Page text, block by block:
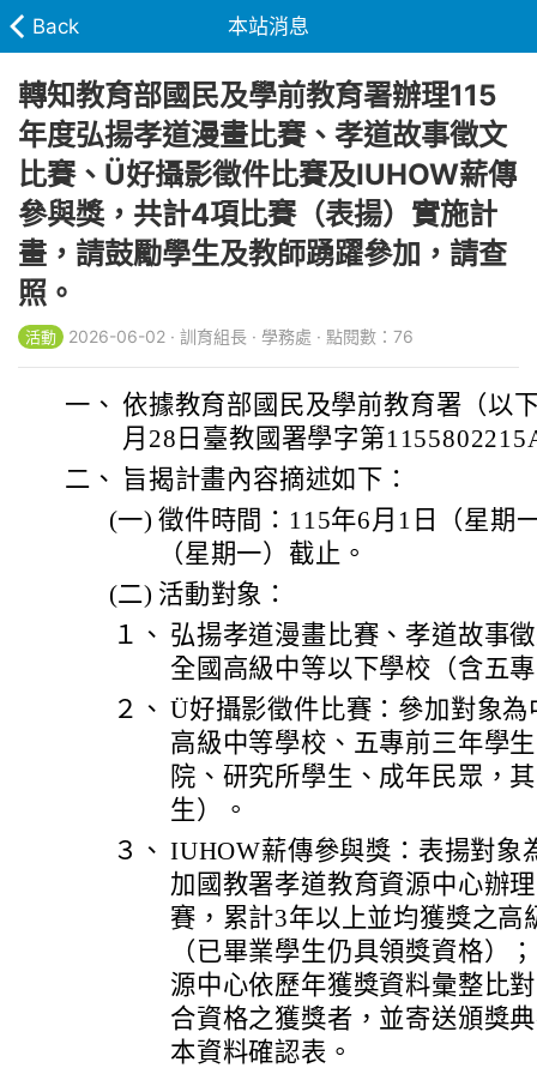
Back 本站消息
轉知教育部國民及學前教育署辦理115
年度弘揚孝道漫畫比賽、孝道故事徵文
比賽、Ü好攝影徵件比賽及IUHOW薪傳
參與獎，共計4項比賽（表揚）實施計
畫，請鼓勵學生及教師踴躍參加，請查
照。
活動 2026-06-02 · 訓育組長 · 學務處 · 點閱數：76
一、 依據教育部國民及學前教育署（以
月28日臺教國署學字第
二、 旨揭計畫內容摘述如下：
(一) 徵件時間：115年6月1日（星期
（星期一）截止。
(二) 活動對象：
１、 弘揚孝道漫畫比賽、孝道故事
全國高級中等以下學校（含五
２、 Ü好攝影徵件比賽：參加對象
高級中等學校、五專前三年學
院、研究所學生、成年民眾，
生）。
３、 IUHOW薪傳參與獎：表揚對象
加國教署孝道教育資源中心辦
賽，累計3年以上並均獲獎之高
（已畢業學生仍具領獎資格）
源中心依歷年獲獎資料彙整比
合資格之獲獎者，並寄送頒獎
本資料確認表。